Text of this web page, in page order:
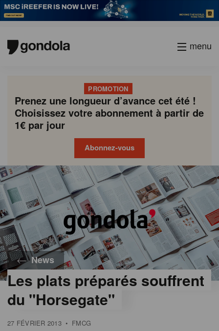
menu
PROMOTION
Prenez une longueur d’avance cet été !
Choisissez votre abonnement à partir de
1€ par jour
Abonnez-vous
News
Les plats préparés souffrent
du "Horsegate"
27 FÉVRIER 2013 • FMCG
Gondola
academy
Gondola
society